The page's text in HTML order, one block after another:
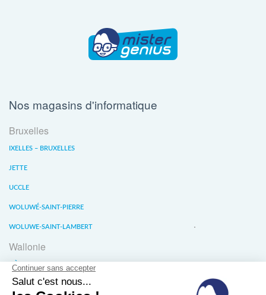
Nos magasins d'informatique
Bruxelles
IXELLES – BRUXELLES
JETTE
UCCLE
WOLUWÉ-SAINT-PIERRE
WOLUWE-SAINT-LAMBERT
Wallonie
LIÈGE
WATERLOO